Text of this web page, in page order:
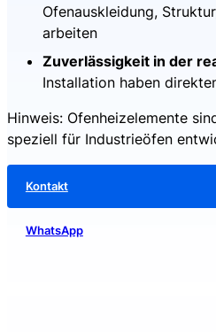
Ofenauskleidung,
arbeiten
Zuverlässigkeit in der
Installation haben
Hinweis: Ofenheizelemente
speziell für Industrieöfen
Kontakt
WhatsApp